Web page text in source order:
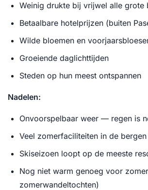
Weinig drukte bij vrijwel alle grote
Betaalbare hotelprijzen (buiten
Wilde bloemen en
Groeiende daglichttijden
Steden op hun meest ontspannen
Nadelen:
Onvoorspelbaar weer — regen is
Veel zomerfaciliteiten in de
Skiseizoen loopt op de meeste
Nog niet warm genoeg voor
zomerwandeltochten)